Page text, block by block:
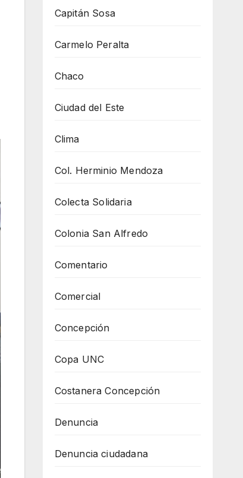
Capitán Sosa
Carmelo Peralta
Chaco
Ciudad del Este
Clima
Col. Herminio Mendoza
Colecta Solidaria
Colonia San Alfredo
Comentario
Comercial
Concepción
Copa UNC
Costanera Concepción
Denuncia
Denuncia ciudadana